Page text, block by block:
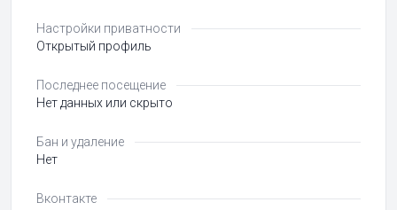
Настройки приватности
Открытый профиль
Последнее посещение
Нет данных или скрыто
Бан и удаление
Нет
Вконтакте